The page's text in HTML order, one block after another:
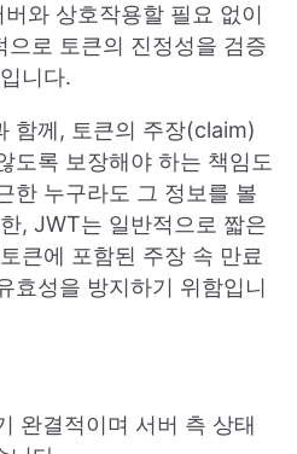
와 상호작용할 필요 없이
으로 토큰의 진정성을 검증
니다.
함께, 토큰의 주장(claim)
도록 보장해야 하는 책임도
한 누구라도 그 정보를 볼
, JWT는 일반적으로 짧은
큰에 포함된 주장 속 만료
효성을 방지하기 위함입니
완결적이며 서버 측 상태